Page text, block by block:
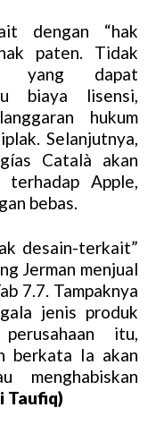
dengan “hak
paten. Tidak
yang dapat
biaya lisensi,
hukum
Selanjutnya,
Català akan
Apple,
bebas.
desain-terkait”
Jerman menjual
7.7. Tampaknya
jenis produk
itu,
berkata Ia akan
menghabiskan
Taufiq)